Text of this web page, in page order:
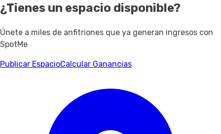
¿Tienes un espacio disponible?
Únete a miles de anfitriones que ya generan ingresos con
SpotMe
Publicar EspacioCalcular Ganancias